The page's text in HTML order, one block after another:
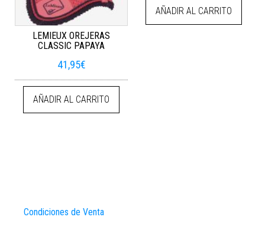
LEMIEUX OREJERAS
CLASSIC PAPAYA
41,95€
AÑADIR AL CARRITO
AÑADIR AL CARRITO
Condiciones de Venta